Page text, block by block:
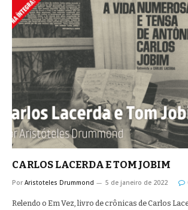
CARLOS LACERDA E TOM JOBIM
Por Aristoteles Drummond 5 de janeiro de 2022
Relendo o Em Vez, livro de crônicas de Carlos